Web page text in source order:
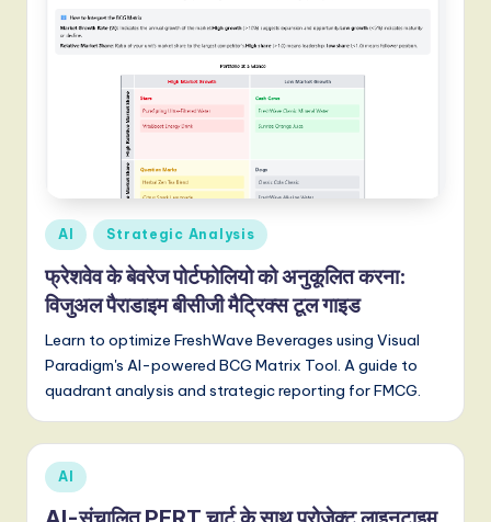
a
-
L
a
t
e
s
t
Posted
in
AI Strategic Analysis
फ्रेशवेव के बेवरेज पोर्टफोलियो को अनुकूलित करना:
विजुअल पैराडाइम बीसीजी मैट्रिक्स टूल गाइड
Learn to optimize FreshWave Beverages using Visual
Paradigm's AI-powered BCG Matrix Tool. A guide to
quadrant analysis and strategic reporting for FMCG.
Posted
in
AI